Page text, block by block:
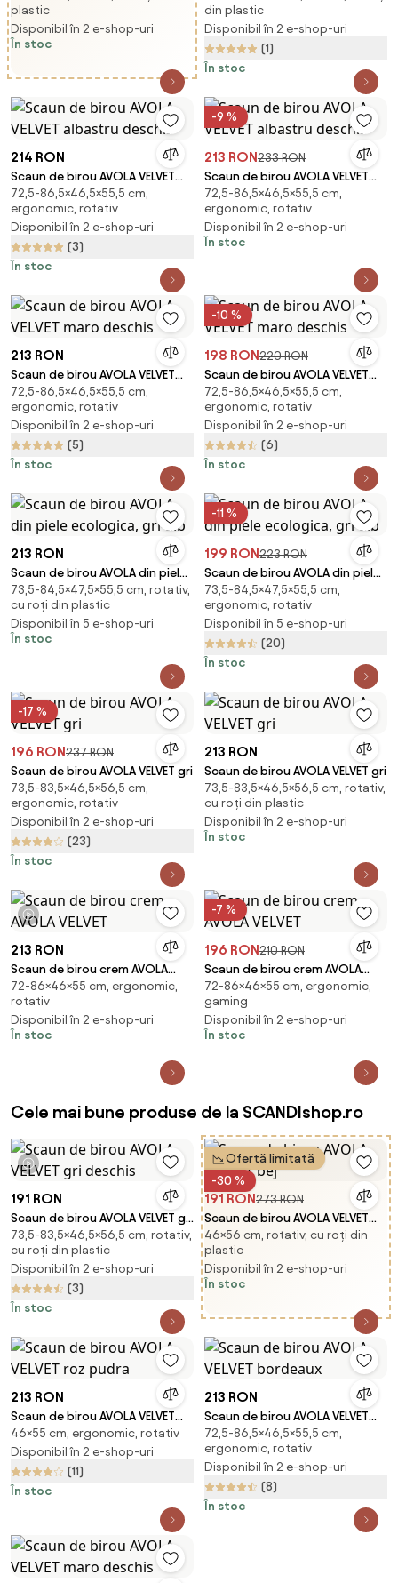
plastic
Disponibil în 2 e-shop-uri
În stoc
din plastic
Disponibil în 2 e-shop-uri
(1)
În stoc
214 RON
Scaun de birou AVOLA VELVET
albastru deschis
72,5-86,5×46,5×55,5 cm,
ergonomic, rotativ
Disponibil în 2 e-shop-uri
(3)
În stoc
-9 %
213 RON233 RON
Scaun de birou AVOLA VELVET
albastru deschis
72,5-86,5×46,5×55,5 cm,
ergonomic, rotativ
Disponibil în 2 e-shop-uri
În stoc
213 RON
Scaun de birou AVOLA VELVET
maro deschis
72,5-86,5×46,5×55,5 cm,
ergonomic, rotativ
Disponibil în 2 e-shop-uri
(5)
În stoc
-10 %
198 RON220 RON
Scaun de birou AVOLA VELVET
maro deschis
72,5-86,5×46,5×55,5 cm,
ergonomic, rotativ
Disponibil în 2 e-shop-uri
(6)
În stoc
213 RON
Scaun de birou AVOLA din piele
ecologica, gri-alb
73,5-84,5×47,5×55,5 cm, rotativ,
cu roți din plastic
Disponibil în 5 e-shop-uri
În stoc
-11 %
199 RON223 RON
Scaun de birou AVOLA din piele
ecologica, gri-alb
73,5-84,5×47,5×55,5 cm,
ergonomic, rotativ
Disponibil în 5 e-shop-uri
(20)
În stoc
-17 %
196 RON237 RON
Scaun de birou AVOLA VELVET gri
73,5-83,5×46,5×56,5 cm,
ergonomic, rotativ
Disponibil în 2 e-shop-uri
(23)
În stoc
213 RON
Scaun de birou AVOLA VELVET gri
73,5-83,5×46,5×56,5 cm, rotativ,
cu roți din plastic
Disponibil în 2 e-shop-uri
În stoc
1 videoclip
213 RON
Scaun de birou crem AVOLA
VELVET
72-86×46×55 cm, ergonomic,
rotativ
Disponibil în 2 e-shop-uri
În stoc
-7 %
196 RON210 RON
Scaun de birou crem AVOLA
VELVET
72-86×46×55 cm, ergonomic,
gaming
Disponibil în 2 e-shop-uri
În stoc
Cele mai bune produse de la SCANDIshop.ro
1 videoclip
191 RON
Scaun de birou AVOLA VELVET gri
deschis
73,5-83,5×46,5×56,5 cm, rotativ,
cu roți din plastic
Disponibil în 2 e-shop-uri
(3)
În stoc
Ofertă limitată
-30 %
191 RON273 RON
Scaun de birou AVOLA VELVET
bej
46×56 cm, rotativ, cu roți din
plastic
Disponibil în 2 e-shop-uri
În stoc
213 RON
Scaun de birou AVOLA VELVET
roz pudra
46×55 cm, ergonomic, rotativ
Disponibil în 2 e-shop-uri
(11)
În stoc
213 RON
Scaun de birou AVOLA VELVET
bordeaux
72,5-86,5×46,5×55,5 cm,
ergonomic, rotativ
Disponibil în 2 e-shop-uri
(8)
În stoc